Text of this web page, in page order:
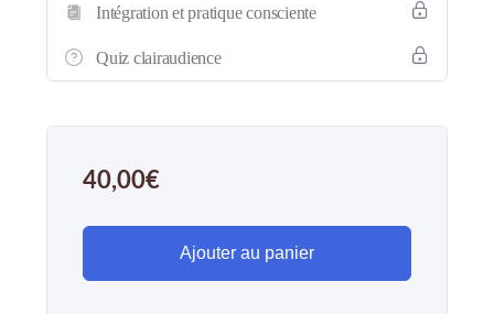
Intégration et pratique consciente
Quiz clairaudience
40,00€
Ajouter au panier